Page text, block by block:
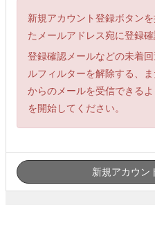
新規アカウント登録ボタン
たメールアドレス宛に登録
登録確認メールなどの未着
ルフィルターを解除する、
からのメールを受信できる
を開始してください。